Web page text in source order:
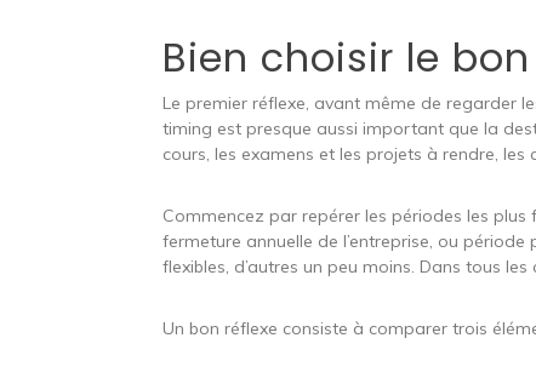
Bien choisir le
Le premier réflexe, avant même de regarder
timing est presque aussi important que la
cours, les examens et les projets à rendre, les
Commencez par repérer les périodes les
fermeture annuelle de l’entreprise, ou
flexibles, d’autres un peu moins. Dans tous
Un bon réflexe consiste à comparer trois